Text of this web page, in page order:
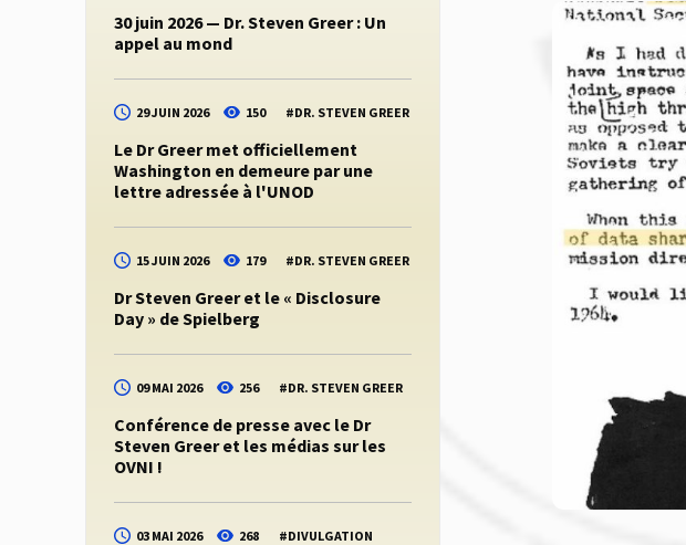
30 juin 2026 — Dr. Steven Greer : Un
appel au mond
29 JUIN 2026 150 #DR. STEVEN GREER
Le Dr Greer met officiellement
Washington en demeure par une
lettre adressée à l'UNOD
15 JUIN 2026 179 #DR. STEVEN GREER
Dr Steven Greer et le « Disclosure
Day » de Spielberg
09 MAI 2026 256 #DR. STEVEN GREER
Conférence de presse avec le Dr
Steven Greer et les médias sur les
OVNI !
03 MAI 2026 268 #DIVULGATION